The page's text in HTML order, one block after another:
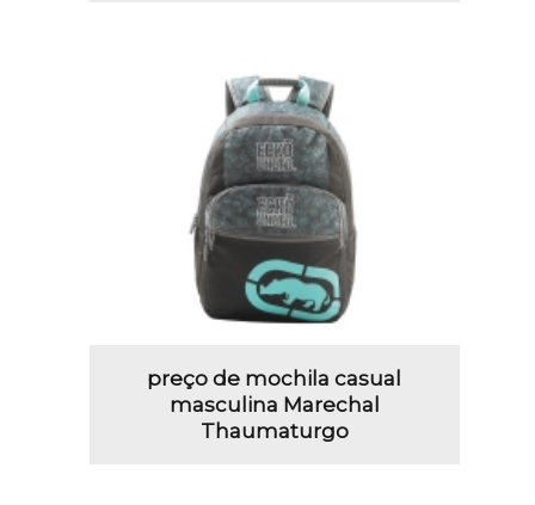
preço de mochila casual
masculina Marechal
Thaumaturgo